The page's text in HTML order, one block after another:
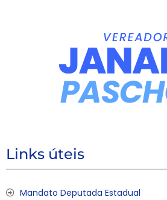
Links úteis
Mandato Deputada Estadual